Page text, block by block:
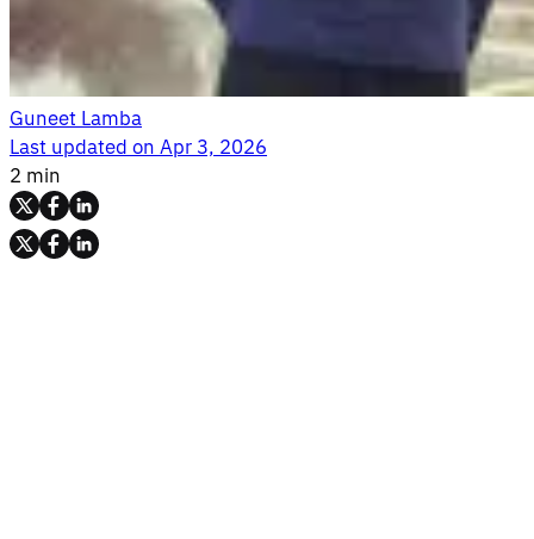
Guneet Lamba
Last updated onApr 3, 2026
2 min